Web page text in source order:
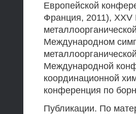
Европейской
Франция, 2011),
Международном
Международной
координационной
конференция по
Публикации. По